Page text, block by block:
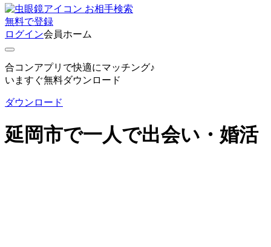
お相手検索
無料で登録
ログイン会員ホーム
合コンアプリで快適にマッチング♪
いますぐ無料ダウンロード
ダウンロード
延岡市で一人で出会い・婚活